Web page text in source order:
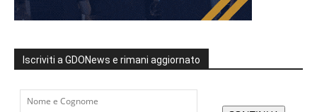
Iscriviti a GDONews e rimani aggiornato